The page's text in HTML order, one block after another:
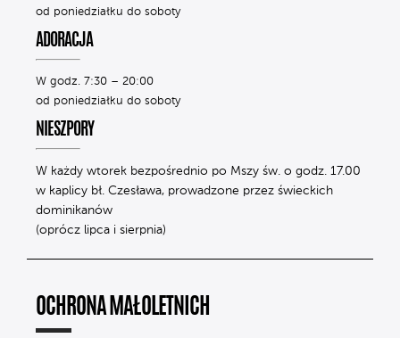
od poniedziałku do soboty
ADORACJA
W godz. 7:30 – 20:00
od poniedziałku do soboty
NIESZPORY
W każdy wtorek bezpośrednio po Mszy św. o godz. 17.00
w kaplicy bł. Czesława, prowadzone przez świeckich
dominikanów
(oprócz lipca i sierpnia)
OCHRONA MAŁOLETNICH